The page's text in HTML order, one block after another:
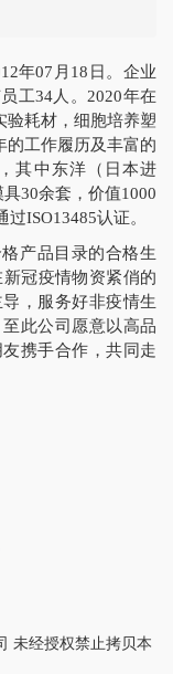
年07月18日。企业
工34人。2020年在
验耗材，细胞培养塑
的工作履历及丰富的
其中东洋（日本进
30余套，价值1000
ISO13485认证。
产品目录的合格生
冠疫情物资紧俏的
，服务好非疫情生
此公司愿意以高品
携手合作，共同走
未经授权禁止拷贝本